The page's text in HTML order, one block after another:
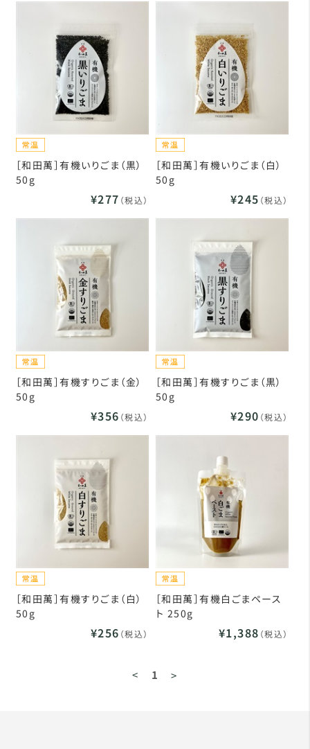
［和田萬］有機いりごま（黒）
50g
¥277 （税込）
［和田萬］有機いりごま（白）
50g
¥245 （税込）
［和田萬］有機すりごま（金）
50g
¥356 （税込）
［和田萬］有機すりごま（黒）
50g
¥290 （税込）
［和田萬］有機すりごま（白）
50g
¥256 （税込）
［和田萬］有機白ごまペース
ト 250g
¥1,388 （税込）
< 1 >